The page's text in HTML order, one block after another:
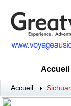
Accueil
Accueil